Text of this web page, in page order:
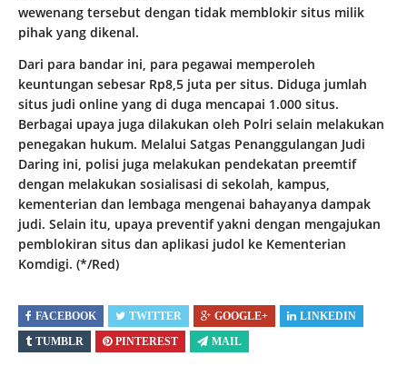
wewenang tersebut dengan tidak memblokir situs milik
pihak yang dikenal.
Dari para bandar ini, para pegawai memperoleh
keuntungan sebesar Rp8,5 juta per situs. Diduga jumlah
situs judi online yang di duga mencapai 1.000 situs.
Berbagai upaya juga dilakukan oleh Polri selain melakukan
penegakan hukum. Melalui Satgas Penanggulangan Judi
Daring ini, polisi juga melakukan pendekatan preemtif
dengan melakukan sosialisasi di sekolah, kampus,
kementerian dan lembaga mengenai bahayanya dampak
judi. Selain itu, upaya preventif yakni dengan mengajukan
pemblokiran situs dan aplikasi judol ke Kementerian
Komdigi. (*/Red)
FACEBOOK TWITTER GOOGLE+
LINKEDIN
TUMBLR
PINTEREST MAIL